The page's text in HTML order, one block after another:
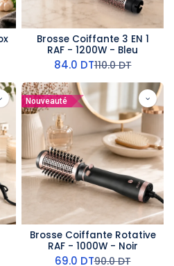
Brosse Coiffante 3 EN 1
RAF - 1200W - Bleu
84.0 DT110.0DT
Nouveauté
Brosse Coiffante Rotative
RAF - 1000W - Noir
69.0 DT90.0DT